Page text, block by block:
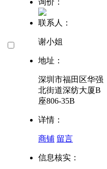
询价：
联系人：
谢小姐
地址：
深圳市福田区华强
北街道深纺大厦B
座806-35B
详情：
商铺 留言
信息核实：